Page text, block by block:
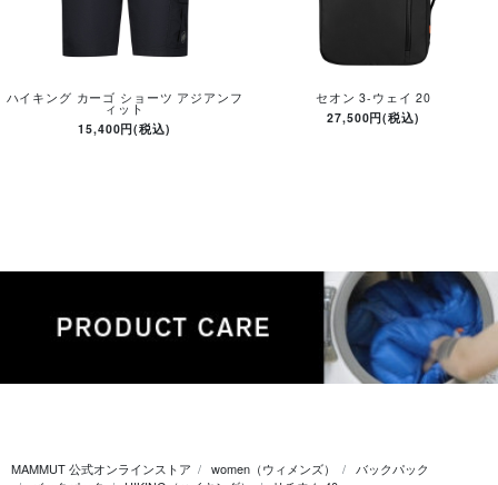
ハイキング カーゴ ショーツ アジアンフ
ィット
15,400円(税込)
セオン 3-ウェイ 20
27,500円(税込)
MAMMUT 公式オンラインストア women（ウィメンズ）
バックパック